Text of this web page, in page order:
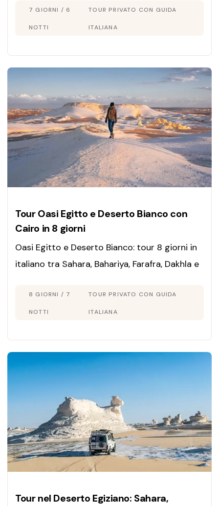
Scopri l’Egitto autentico.
7 GIORNI / 6
NOTTI
TOUR PRIVATO CON GUIDA
ITALIANA
Tour Oasi Egitto e Deserto Bianco con
Cairo in 8 giorni
Oasi Egitto e Deserto Bianco: tour 8 giorni in
italiano tra Sahara, Bahariya, Farafra, Dakhla e
Prenota ora!
8 GIORNI / 7
NOTTI
TOUR PRIVATO CON GUIDA
ITALIANA
Tour nel Deserto Egiziano: Sahara,